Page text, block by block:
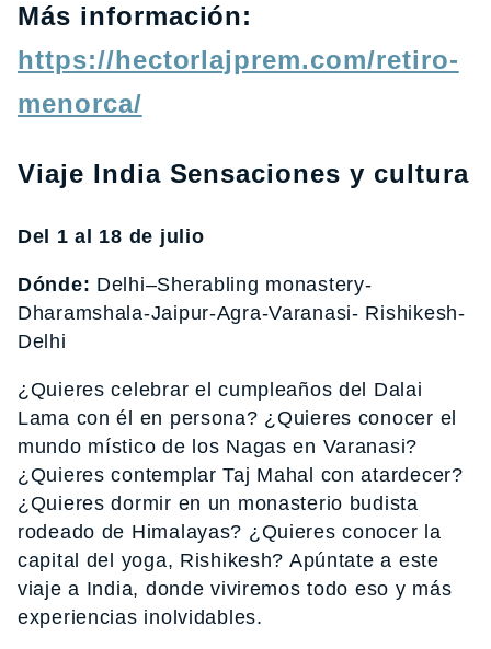
Más información:
https://hectorlajprem.com/retiro-
menorca/
Viaje India Sensaciones y cultura
Del 1 al 18 de julio
Dónde: Delhi–Sherabling monastery-
Dharamshala-Jaipur-Agra-Varanasi- Rishikesh-
Delhi
¿Quieres celebrar el cumpleaños del Dalai
Lama con él en persona? ¿Quieres conocer el
mundo místico de los Nagas en Varanasi?
¿Quieres contemplar Taj Mahal con atardecer?
¿Quieres dormir en un monasterio budista
rodeado de Himalayas? ¿Quieres conocer la
capital del yoga, Rishikesh? Apúntate a este
viaje a India, donde viviremos todo eso y más
experiencias inolvidables.